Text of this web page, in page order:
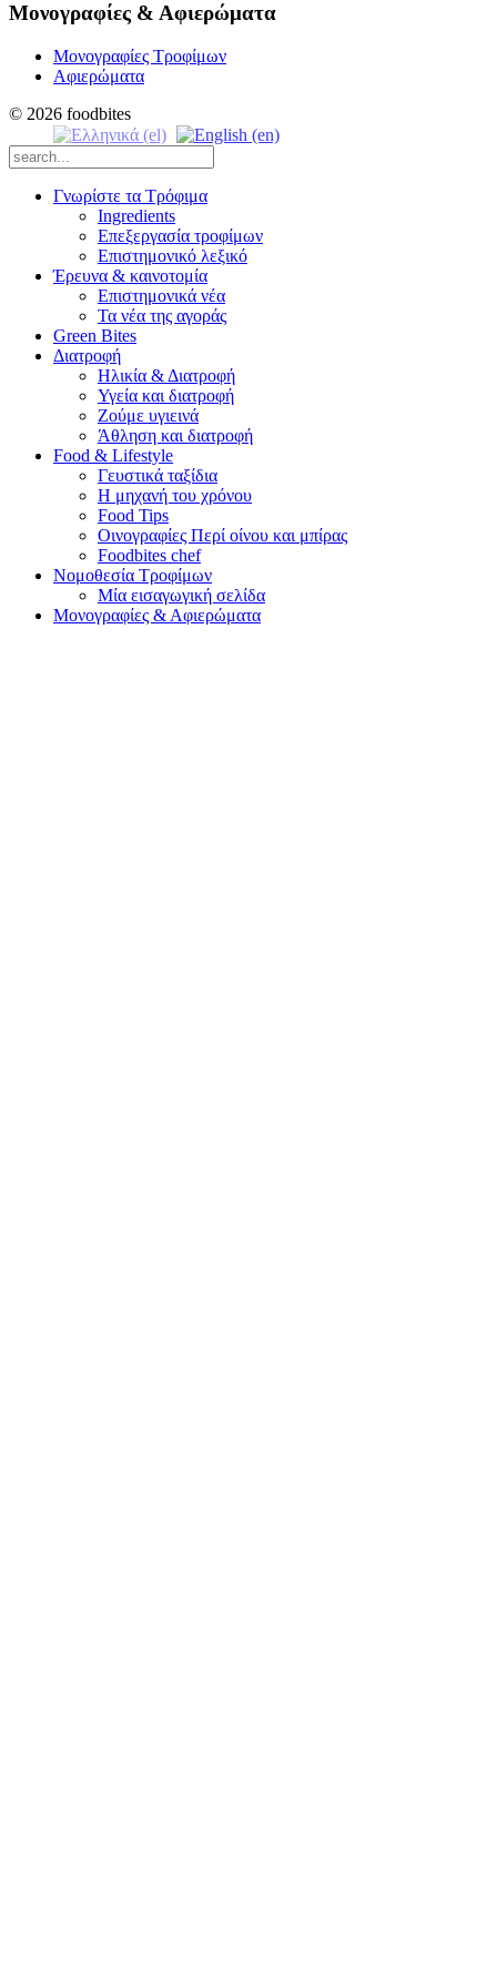
Μονογραφίες & Αφιερώματα
Μονογραφίες Τροφίμων
Αφιερώματα
© 2026 foodbites
Γνωρίστε τα Τρόφιμα
Ingredients
Επεξεργασία τροφίμων
Επιστημονικό λεξικό
Έρευνα & καινοτομία
Επιστημονικά νέα
Τα νέα της αγοράς
Green Bites
Διατροφή
Ηλικία & Διατροφή
Υγεία και διατροφή
Ζούμε υγιεινά
Άθληση και διατροφή
Food & Lifestyle
Γευστικά ταξίδια
Η μηχανή του χρόνου
Food Tips
Οινογραφίες Περί οίνου και μπίρας
Foodbites chef
Νομοθεσία Τροφίμων
Μία εισαγωγική σελίδα
Μονογραφίες & Αφιερώματα